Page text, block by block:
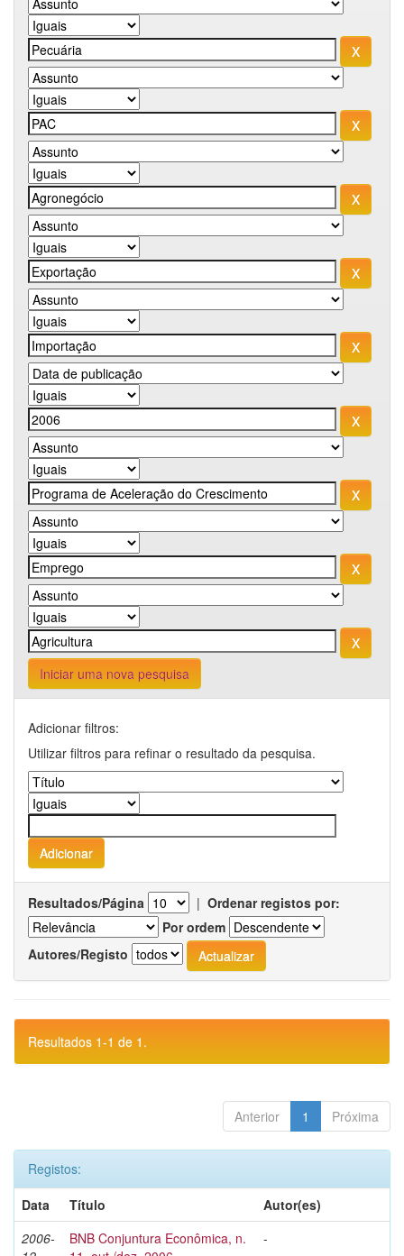
Iniciar uma nova pesquisa
Adicionar filtros:
Utilizar filtros para refinar o resultado da pesquisa.
Resultados/Página | Ordenar registos por:
Por ordem
Autores/Registo
Resultados 1-1 de 1.
Anterior 1 Próxima
Registos:
Data
Título
Autor(es)
2006-
BNB Conjuntura Econômica, n.
-